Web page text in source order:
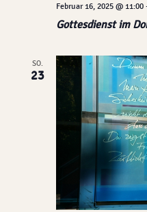
Gottesdienst im
Februar 16, 2025 @ 11:00
SO.
23